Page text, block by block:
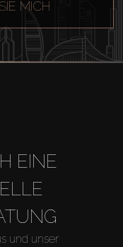
MICH
EINE
und unser